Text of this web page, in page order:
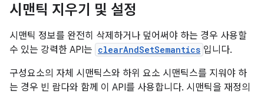
시맨틱 지우기 및 설정
시맨틱 정보를 완전히 삭제하거나 덮어써야 하는 경우 사용할
수 있는 강력한 API는 clearAndSetSemantics 입니다.
구성요소의 자체 시맨틱스와 하위 요소 시맨틱스를 지워야 하
는 경우 빈 람다와 함께 이 API를 사용합니다. 시맨틱을 재정의